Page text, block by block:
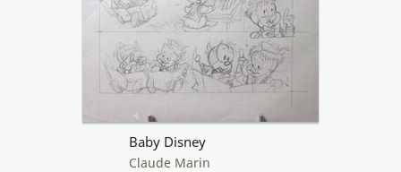
Baby Disney
Claude Marin